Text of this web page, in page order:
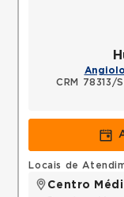
CRM 78313/
Locais de
Centro